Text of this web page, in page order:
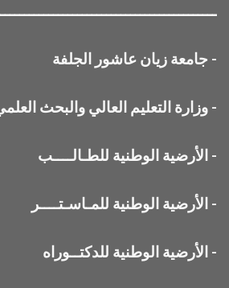
- جامعة زيان عاشور الجلفة
- وزارة التعليم العالي والبحث
- الأرضية الوطنية للطـالــــب
- الأرضية الوطنية للمـاسـتــــر
- الأرضية الوطنية للدكتــوراه